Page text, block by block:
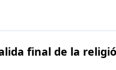
final de la